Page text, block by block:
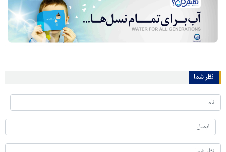
نظر شما